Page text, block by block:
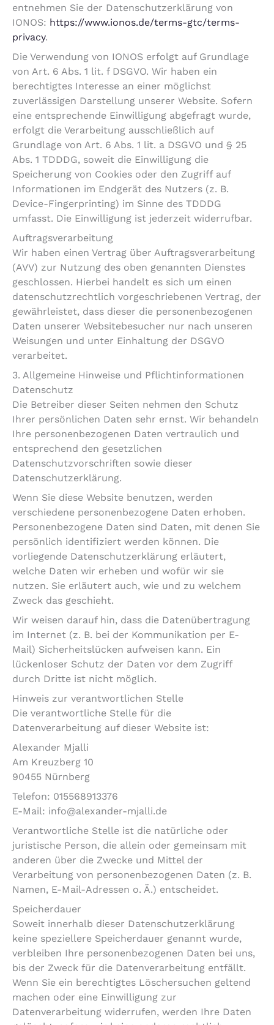
entnehmen Sie der Datenschutzerklärung von
IONOS: https://www.ionos.de/terms-gtc/terms-
privacy.
Die Verwendung von IONOS erfolgt auf Grundlage
von Art. 6 Abs. 1 lit. f DSGVO. Wir haben ein
berechtigtes Interesse an einer möglichst
zuverlässigen Darstellung unserer Website. Sofern
eine entsprechende Einwilligung abgefragt wurde,
erfolgt die Verarbeitung ausschließlich auf
Grundlage von Art. 6 Abs. 1 lit. a DSGVO und § 25
Abs. 1 TDDDG, soweit die Einwilligung die
Speicherung von Cookies oder den Zugriff auf
Informationen im Endgerät des Nutzers (z. B.
Device-Fingerprinting) im Sinne des TDDDG
umfasst. Die Einwilligung ist jederzeit widerrufbar.
Auftragsverarbeitung
Wir haben einen Vertrag über Auftragsverarbeitung
(AVV) zur Nutzung des oben genannten Dienstes
geschlossen. Hierbei handelt es sich um einen
datenschutzrechtlich vorgeschriebenen Vertrag, der
gewährleistet, dass dieser die personenbezogenen
Daten unserer Websitebesucher nur nach unseren
Weisungen und unter Einhaltung der DSGVO
verarbeitet.
3. Allgemeine Hinweise und Pflicht­informationen
Datenschutz
Die Betreiber dieser Seiten nehmen den Schutz
Ihrer persönlichen Daten sehr ernst. Wir behandeln
Ihre personenbezogenen Daten vertraulich und
entsprechend den gesetzlichen
Datenschutzvorschriften sowie dieser
Datenschutzerklärung.
Wenn Sie diese Website benutzen, werden
verschiedene personenbezogene Daten erhoben.
Personenbezogene Daten sind Daten, mit denen Sie
persönlich identifiziert werden können. Die
vorliegende Datenschutzerklärung erläutert,
welche Daten wir erheben und wofür wir sie
nutzen. Sie erläutert auch, wie und zu welchem
Zweck das geschieht.
Wir weisen darauf hin, dass die Datenübertragung
im Internet (z. B. bei der Kommunikation per E-
Mail) Sicherheitslücken aufweisen kann. Ein
lückenloser Schutz der Daten vor dem Zugriff
durch Dritte ist nicht möglich.
Hinweis zur verantwortlichen Stelle
Die verantwortliche Stelle für die
Datenverarbeitung auf dieser Website ist:
Alexander Mjalli
Am Kreuzberg 10
90455 Nürnberg
Telefon: 015568913376
E-Mail: info@alexander-mjalli.de
Verantwortliche Stelle ist die natürliche oder
juristische Person, die allein oder gemeinsam mit
anderen über die Zwecke und Mittel der
Verarbeitung von personenbezogenen Daten (z. B.
Namen, E-Mail-Adressen o. Ä.) entscheidet.
Speicherdauer
Soweit innerhalb dieser Datenschutzerklärung
keine speziellere Speicherdauer genannt wurde,
verbleiben Ihre personenbezogenen Daten bei uns,
bis der Zweck für die Datenverarbeitung entfällt.
Wenn Sie ein berechtigtes Löschersuchen geltend
machen oder eine Einwilligung zur
Datenverarbeitung widerrufen, werden Ihre Daten